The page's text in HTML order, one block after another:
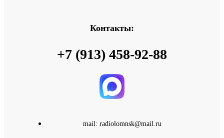
Контакты:
+7 (913) 458-92-88
mail: radiolomnsk@mail.ru